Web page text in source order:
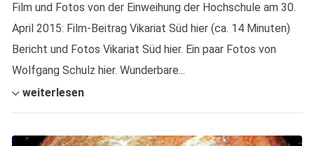
Film und Fotos von der Einweihung der Hochschule am 30.
April 2015: Film-Beitrag Vikariat Süd hier (ca. 14 Minuten)
Bericht und Fotos Vikariat Süd hier. Ein paar Fotos von
Wolfgang Schulz hier. Wunderbare...
weiterlesen